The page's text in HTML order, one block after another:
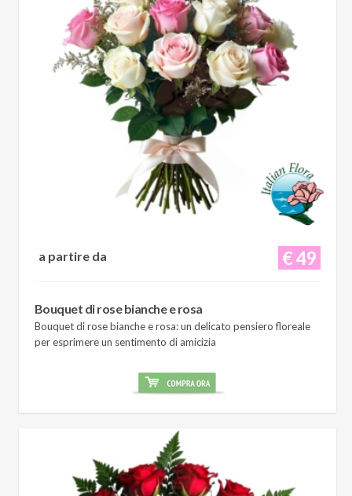
€ 49
a partire da
Bouquet di rose bianche e rosa
Bouquet di rose bianche e rosa: un delicato pensiero floreale
per esprimere un sentimento di amicizia